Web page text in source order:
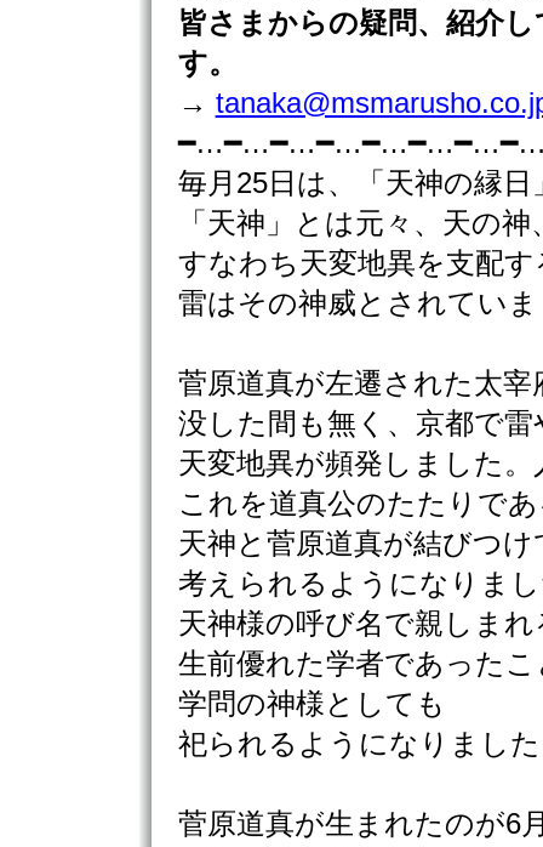
皆さまからの疑問、紹介
す。
→
毎月25日は、「天神の縁日
「天神」とは元々、天の神
すなわち天変地異を支配
雷はその神威とされてい
菅原道真が左遷された太宰
没した間も無く、京都で雷
天変地異が頻発しました。
これを道真公のたたりで
天神と菅原道真が結びつけ
考えられるようになりま
天神様の呼び名で親しま
生前優れた学者であった
学問の神様としても
祀られるようになりまし
菅原道真が生まれたのが6